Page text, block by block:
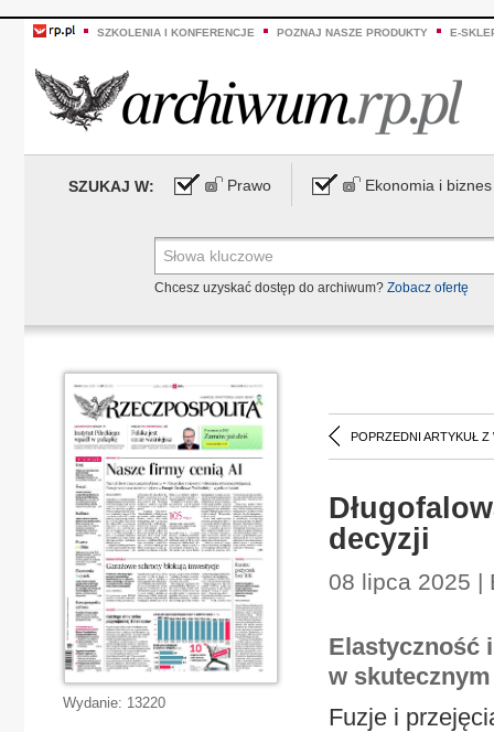
SZKOLENIA I KONFERENCJE POZNAJ NASZE PRODUKTY E-
SZUKAJ W: Prawo Ekonomia i biznes
Chcesz uzyskać dostęp do archiwum? Zobacz ofertę
POPRZEDNI ARTYKUŁ Z
decyzji
08 lipca 2025 |
Elastyczność
w
Fuzje i
Wydanie: 13220